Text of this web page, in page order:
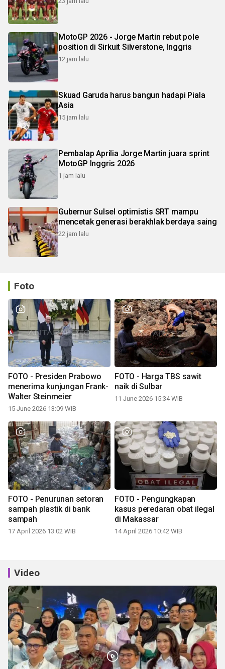
MotoGP 2026 - Jorge Martin rebut pole
position di Sirkuit Silverstone, Inggris
12 jam lalu
Skuad Garuda harus bangun hadapi Piala
Asia
15 jam lalu
Pembalap Aprilia Jorge Martin juara sprint
MotoGP Inggris 2026
1 jam lalu
Gubernur Sulsel optimistis SRT mampu
mencetak generasi berakhlak berdaya saing
22 jam lalu
Foto
FOTO - Presiden Prabowo
menerima kunjungan Frank-
Walter Steinmeier
15 June 2026 13:09 WIB
FOTO - Harga TBS sawit
naik di Sulbar
11 June 2026 15:34 WIB
FOTO - Penurunan setoran
sampah plastik di bank
sampah
17 April 2026 13:02 WIB
FOTO - Pengungkapan
kasus peredaran obat ilegal
di Makassar
14 April 2026 10:42 WIB
Video